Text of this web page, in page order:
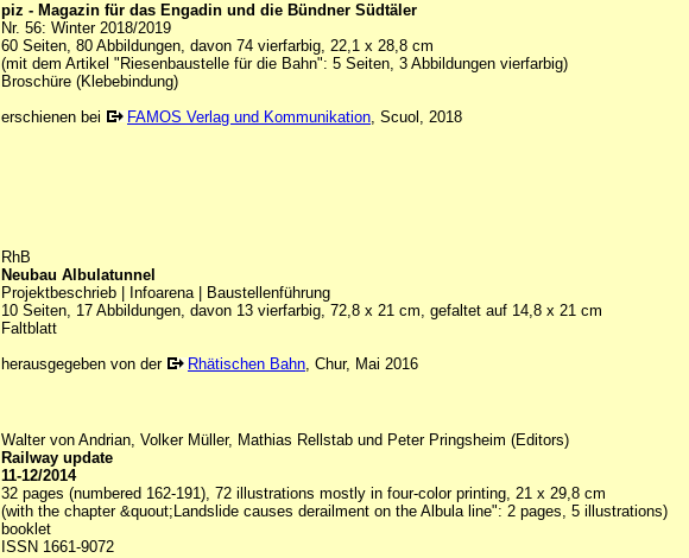
piz - Magazin für das Engadin und die Bündner Südtäler
Nr. 56: Winter 2018/2019
60 Seiten, 80 Abbildungen, davon 74 vierfarbig, 22,1 x 28,8 cm
(mit dem Artikel "Riesenbaustelle für die Bahn": 5 Seiten, 3 Abbildungen vierfarbig)
Broschüre (Klebebindung)
erschienen bei
FAMOS Verlag und Kommunikation, Scuol, 2018
RhB
Neubau Albulatunnel
Projektbeschrieb | Infoarena | Baustellenführung
10 Seiten, 17 Abbildungen, davon 13 vierfarbig, 72,8 x 21 cm, gefaltet auf 14,8 x 21 cm
Faltblatt
herausgegeben von der
Rhätischen Bahn, Chur, Mai 2016
Walter von Andrian, Volker Müller, Mathias Rellstab und Peter Pringsheim (Editors)
Railway update
11-12/2014
32 pages (numbered 162-191), 72 illustrations mostly in four-color printing, 21 x 29,8 cm
(with the chapter &quout;Landslide causes derailment on the Albula line": 2 pages, 5 illustrations)
booklet
ISSN 1661-9072